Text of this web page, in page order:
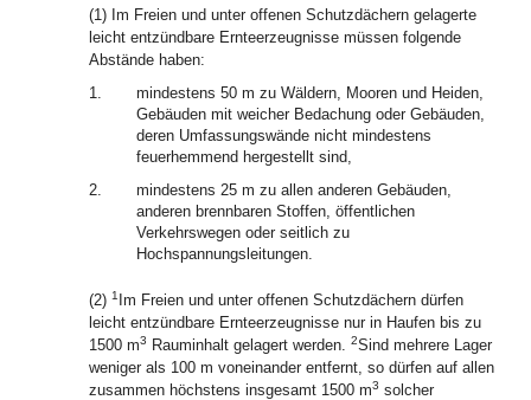
(1) Im Freien und unter offenen Schutzdächern gelagerte
leicht entzündbare Ernteerzeugnisse müssen folgende
Abstände haben:
1.
mindestens 50 m zu Wäldern, Mooren und Heiden,
Gebäuden mit weicher Bedachung oder Gebäuden,
deren Umfassungswände nicht mindestens
feuerhemmend hergestellt sind,
2.
mindestens 25 m zu allen anderen Gebäuden,
anderen brennbaren Stoffen, öffentlichen
Verkehrswegen oder seitlich zu
Hochspannungsleitungen.
(2) 1 Im Freien und unter offenen Schutzdächern dürfen
leicht entzündbare Ernteerzeugnisse nur in Haufen bis zu
1500 m3 Rauminhalt gelagert werden. 2Sind mehrere Lager
weniger als 100 m voneinander entfernt, so dürfen auf allen
zusammen höchstens insgesamt 1500 m3 solcher